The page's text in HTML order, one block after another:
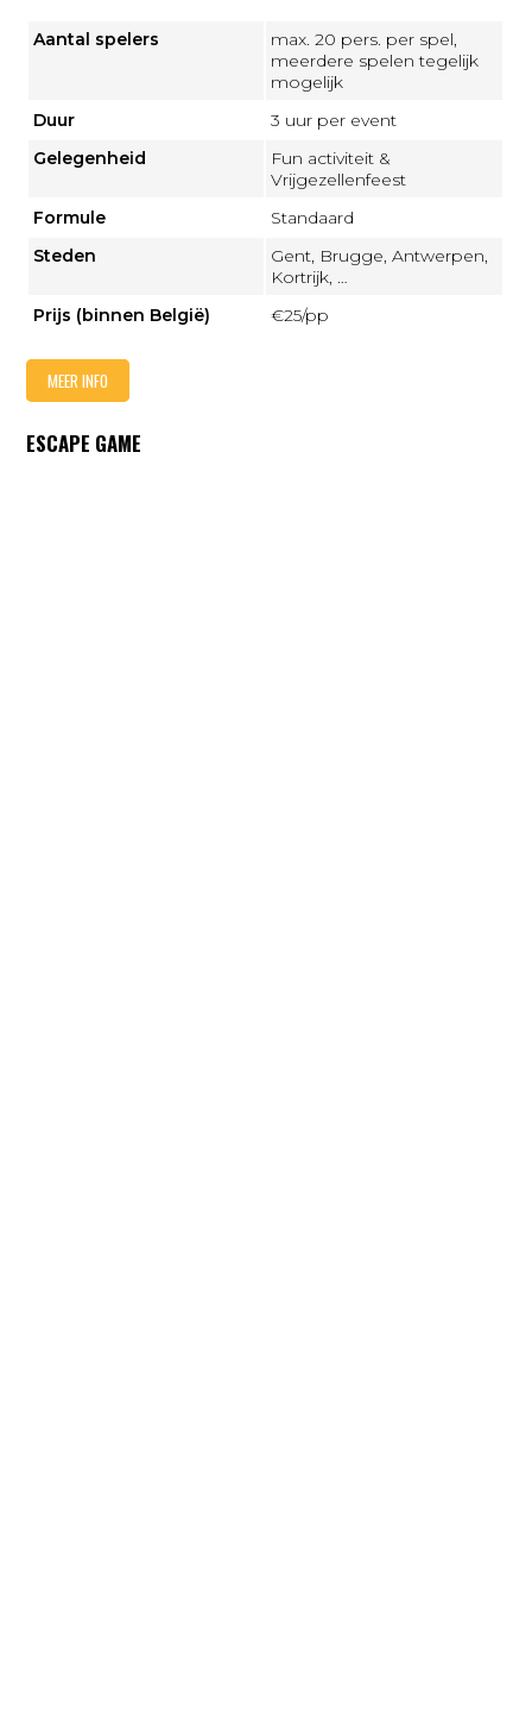
Aantal spelers
max. 20 pers. per spel,
meerdere spelen tegelijk
mogelijk
Duur
3 uur per event
Gelegenheid
Fun activiteit &
Vrijgezellenfeest
Formule
Standaard
Steden
Gent, Brugge, Antwerpen,
Kortrijk, …
Prijs (binnen België)
€25/pp
MEER INFO
ESCAPE GAME